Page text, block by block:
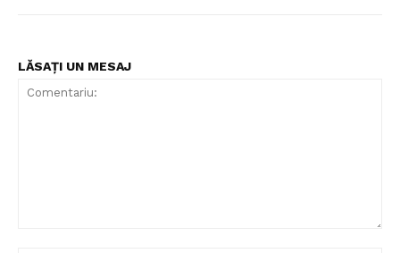
Rețea
Contact
LĂSAȚI UN MESAJ